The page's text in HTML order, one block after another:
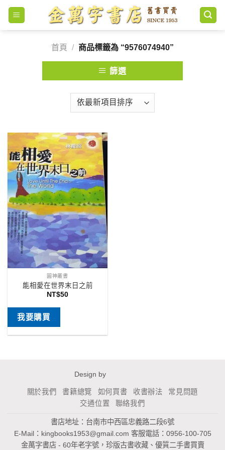
Skip
content
首頁
/ 商品標籤為 “9576074940”
篩選
圓神叢書
能相愛在世界末日之前
NT$50
我要購買
Design by
關於我們 書籍總覽 如何買書 收書辦法
常見問題
交通位置
聯絡我們
書店地址：台南市中西區忠義路二段6號
E-Mail： kingbooks1953@gmail.com 客服電話：0956-100-705
金萬字書店 - 60年老字號，珍版古書收藏、優質二手書買賣